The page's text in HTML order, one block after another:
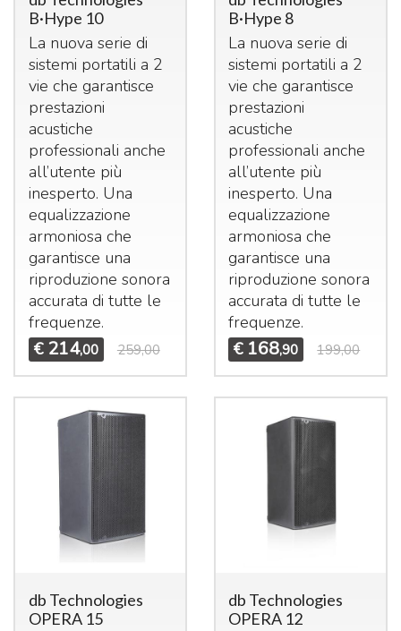
B·Hype 10
La nuova serie di
sistemi portatili a 2
vie che garantisce
prestazioni
acustiche
professionali anche
all’utente più
inesperto. Una
equalizzazione
armoniosa che
garantisce una
riproduzione sonora
accurata di tutte le
frequenze.
€ 214,00 259,00
B·Hype 8
La nuova serie di
sistemi portatili a 2
vie che garantisce
prestazioni
acustiche
professionali anche
all’utente più
inesperto. Una
equalizzazione
armoniosa che
garantisce una
riproduzione sonora
accurata di tutte le
frequenze.
€ 168,90 199,00
db Technologies
OPERA 15
db Technologies
OPERA 12